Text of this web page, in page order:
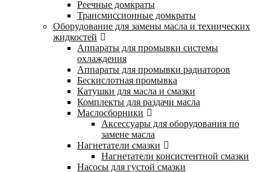
Реечные домкраты
Трансмиссионные домкраты
Оборудование для замены масла и технических
жидкостей
Аппараты для промывки системы
охлаждения
Аппараты для промывки радиаторов
Бескислотная промывка
Катушки для масла и смазки
Комплекты для раздачи масла
Маслосборники
Аксессуары для оборудования по
замене масла
Нагнетатели смазки
Нагнетатели консистентной смазки
Насосы для густой смазки